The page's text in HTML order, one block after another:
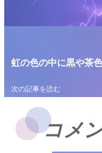
虹の色の中に黒や茶
コメ